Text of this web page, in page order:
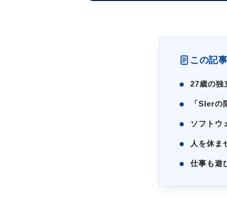
この記
27歳の独
「SIer
ソフトウ
人を休ま
仕事も遊